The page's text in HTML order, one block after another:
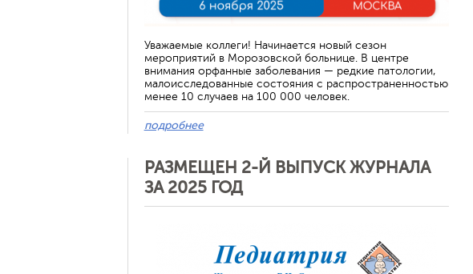
Уважаемые коллеги! Начинается новый сезон
мероприятий в Морозовской больнице. В центре
внимания орфанные заболевания — редкие патологии,
малоисследованные состояния с распространенностью
менее 10 случаев на 100 000 человек.
подробнее
РАЗМЕЩЕН 2-Й ВЫПУСК ЖУРНАЛА
ЗА 2025 ГОД
Отменить